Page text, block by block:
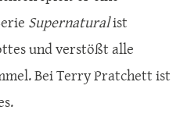
Supernaturalist
und verstößt alle
Bei Terry Pratchett ist